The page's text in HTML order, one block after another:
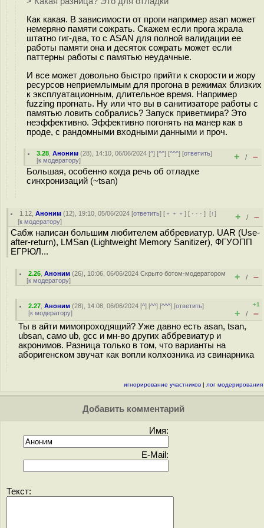
Как какая. В зависимости от проги например asan может
немеряно памяти сожрать. Скажем если прога жрала
штатно гиг-два, то с ASAN для полной валидации ее
работы памяти она и десяток сожрать может если
паттерны работы с памятью неудачные.
И все может довольно быстро прийти к скорости и жору
ресурсов неприемлымым для прогона в режимах близких
к эксплуатационным, длительное время. Например
fuzzing прогнать. Ну или что вы в санитизаторе работы с
памятью ловить собрались? Запуск приветмира? Это
неэффективно. Эффективно погонять на манер как в
проде, с рандомными входными данными и проч.
3.28 ,Аноним (28), 14:10, 06/06/2024 [^] [^^] [^^^] [ответить]
[к модератору] + / –
Большая, особенно когда речь об отладке
синхронизаций (~tsan)
1.12 ,Аноним (12), 19:10, 05/06/2024 [ответить] [ ﹢﹢﹢] [ · · ·][↑]
[к модератору] + / –
Сабж написан большим любителем аббревиатур. UAR (Use-
after-return), LMSan (Lightweight Memory Sanitizer), ФГУОПП
ЕГРЮЛ...
2.26 ,Аноним (26), 10:06, 06/06/2024Скрыто ботом-модератором
[к модератору] + / –
2.27 ,Аноним (28), 14:08, 06/06/2024 [^] [^^] [^^^] [ответить]
[к модератору]
+1
+ / –
Ты в айти мимопроходящий? Уже давно есть asan, tsan,
ubsan, само ub, gcc и мн-во других аббревиатур и
акронимов. Разница только в том, что варианты на
аборигенском звучат как вопли колхозника из свинарника
игнорирование участников | лог модерирования
Добавить комментарий
Имя:
E-Mail:
Текст: